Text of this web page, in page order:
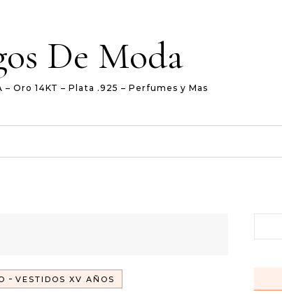
De Moda
Oro 14KT – Plata .925 – Perfumes y Mas
- VESTIDOS XV AÑOS